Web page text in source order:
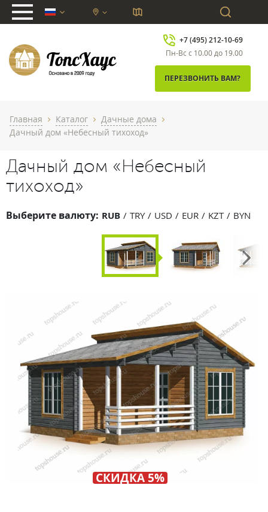
chevron_down
+7 (495) 212-10-69
Пн-Вс с 10.00 до 19.00
ПЕРЕЗВОНИТЬ ВАМ?
Главная chevron_right Каталог chevron_right Дачные дома chevron_right
Дачный дом «Небесный тихоход»
Дачный дом «Небесный
тихоход»
Выберите валюту: RUB TRY USD EUR KZT BYN
Next
СКИДКА 5%